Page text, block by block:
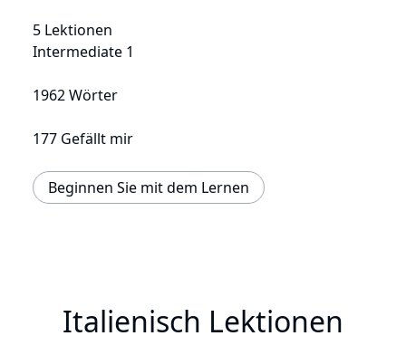
5 Lektionen
Intermediate 1
1962 Wörter
177 Gefällt mir
Beginnen Sie mit dem Lernen
Italienisch Lektionen